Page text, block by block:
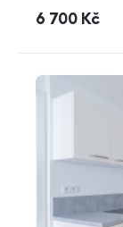
cena
6 700 Kč